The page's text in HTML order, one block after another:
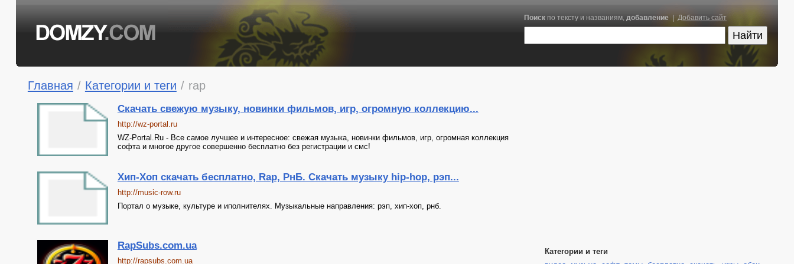
Поискпо тексту и названиям, добавление| Добавить сайт
Главная / Категории и теги / rap
Скачать свежую музыку, новинки фильмов, игр, огромную коллекцию...
http://wz-portal.ru
WZ-Portal.Ru - Все самое лучшее и интересное: свежая музыка, новинки фильмов, игр, огромная коллекция
софта и многое другое совершенно бесплатно без регистрации и смс!
Хип-Хоп скачать бесплатно, Rap, РнБ. Скачать музыку hip-hop, рэп...
http://music-row.ru
Портал о музыке, культуре и иполнителях. Музыкальные направления: рэп, хип-хоп, рнб.
RapSubs.com.ua
http://rapsubs.com.ua
Категории и теги